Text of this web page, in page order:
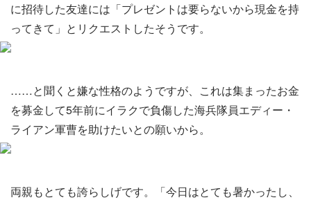
に招待した友達には「プレゼントは要らないから現金を持
ってきて」とリクエストしたそうです。
……と聞くと嫌な性格のようですが、これは集まったお金
を募金して5年前にイラクで負傷した海兵隊員エディー・
ライアン軍曹を助けたいとの願いから。
両親もとても誇らしげです。「今日はとても暑かったし、